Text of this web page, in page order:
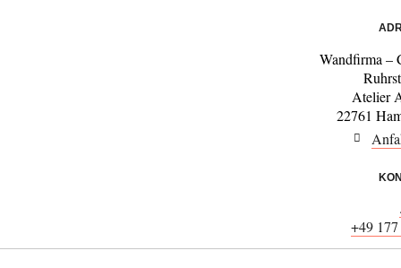
Wandfirma –
Atelier
22761
+49